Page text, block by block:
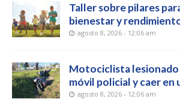
Taller sobre pilares
bienestar y
agosto 8, 2026 - 12:06 am
Motociclista lesionado
móvil policial y caer en
agosto 8, 2026 - 12:06 am